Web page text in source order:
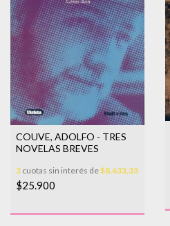
COUVE, ADOLFO - TRES
NOVELAS BREVES
3 cuotas sin interés de$8.633,33
$25.900